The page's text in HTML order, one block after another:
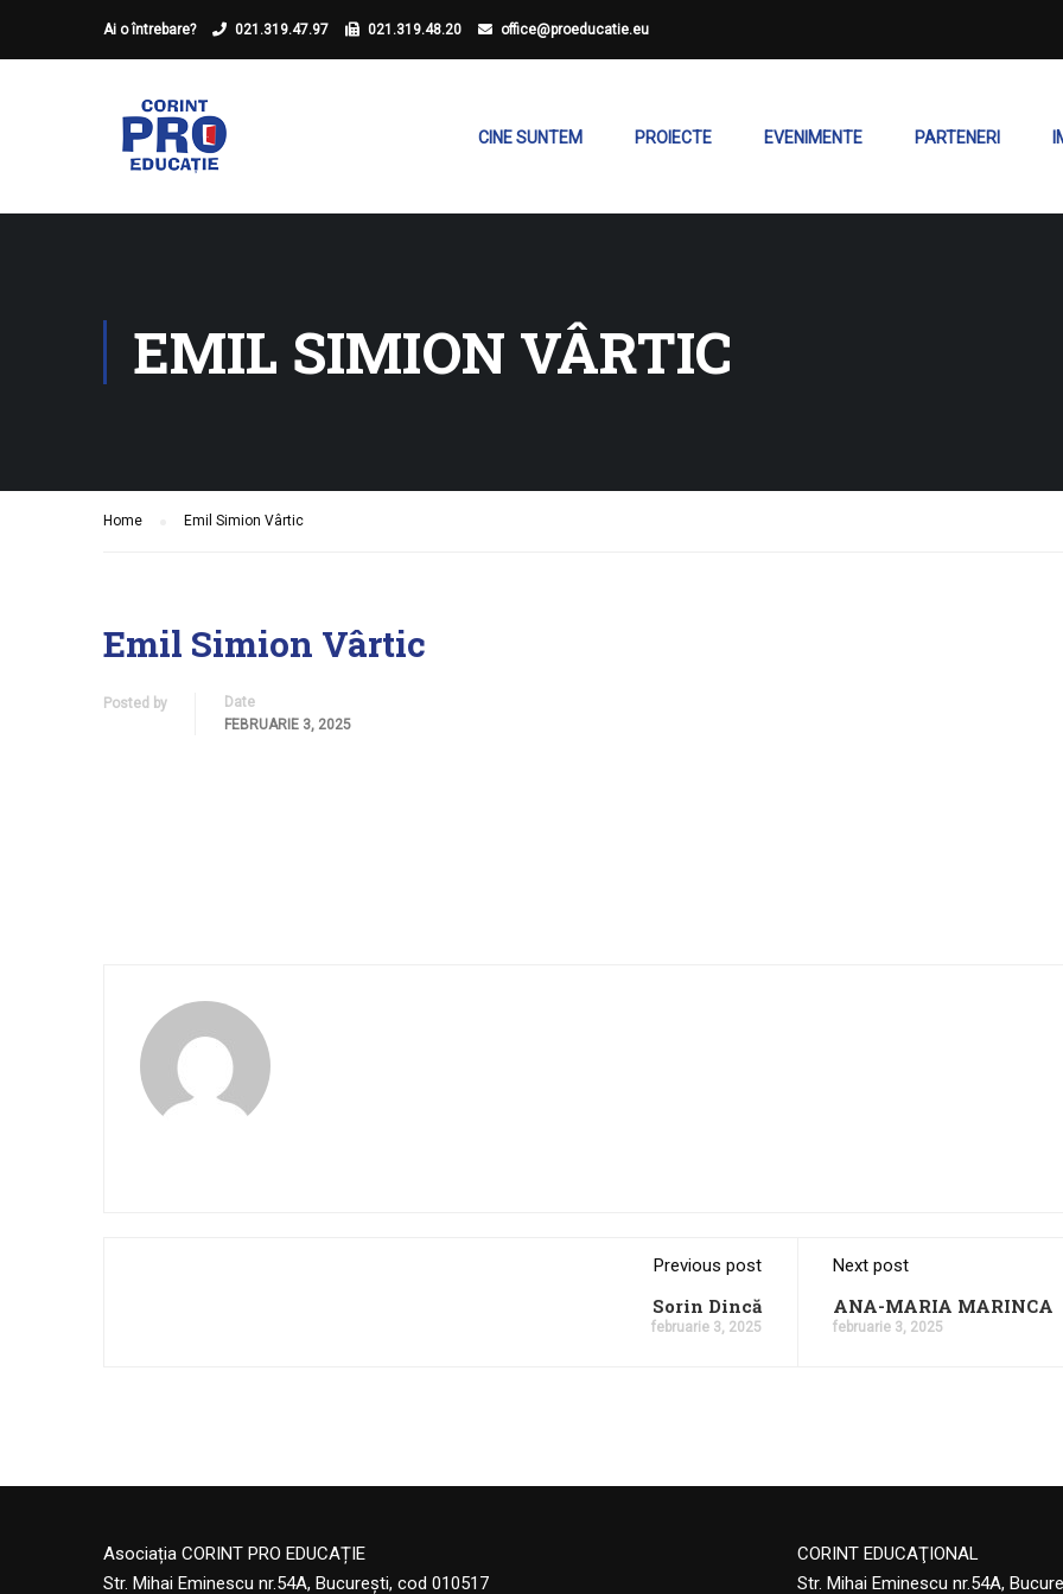
Ai o întrebare? 021.319.47.97 021.319.48.20 office@proeducatie.eu
CINE SUNTEM PROIECTE EVENIMENTE PARTENERI
EMIL SIMION VÂRTIC
Home Emil Simion Vârtic
Emil Simion Vârtic
Posted by
Date
FEBRUARIE 3, 2025
Previous post
Sorin Dincă
februarie 3, 2025
Next post
ANA-MARIA MARINCA
februarie 3, 2025
Asociația CORINT PRO EDUCAȚIE
Str. Mihai Eminescu nr.54A, București, cod 010517
CORINT EDUCAŢIONAL
Str. Mihai Eminescu nr.54A,